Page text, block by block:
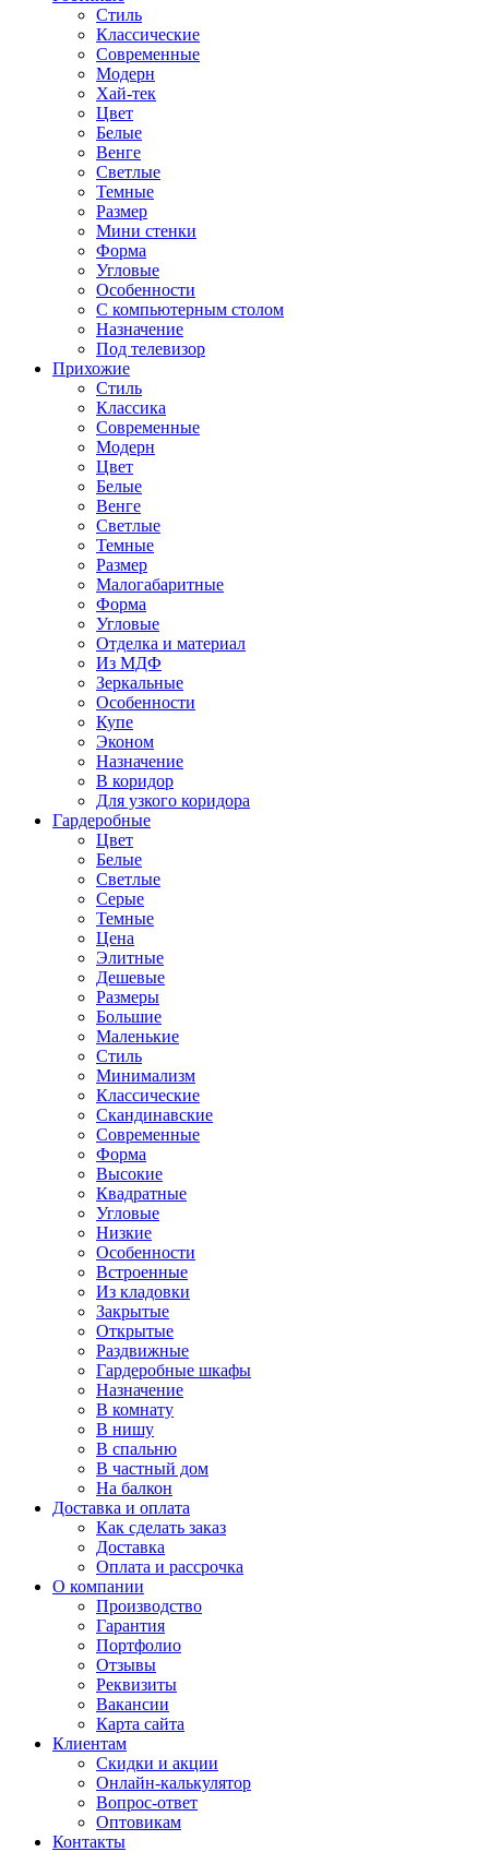
Стиль
Классические
Современные
Модерн
Хай-тек
Цвет
Белые
Венге
Светлые
Темные
Размер
Мини стенки
Форма
Угловые
Особенности
С компьютерным столом
Назначение
Под телевизор
Прихожие
Стиль
Классика
Современные
Модерн
Цвет
Белые
Венге
Светлые
Темные
Размер
Малогабаритные
Форма
Угловые
Отделка и материал
Из МДФ
Зеркальные
Особенности
Купе
Эконом
Назначение
В коридор
Для узкого коридора
Гардеробные
Цвет
Белые
Светлые
Серые
Темные
Цена
Элитные
Дешевые
Размеры
Большие
Маленькие
Стиль
Минимализм
Классические
Скандинавские
Современные
Форма
Высокие
Квадратные
Угловые
Низкие
Особенности
Встроенные
Из кладовки
Закрытые
Открытые
Раздвижные
Гардеробные шкафы
Назначение
В комнату
В нишу
В спальню
В частный дом
На балкон
Доставка и оплата
Как сделать заказ
Доставка
Оплата и рассрочка
О компании
Производство
Гарантия
Портфолио
Отзывы
Реквизиты
Вакансии
Карта сайта
Клиентам
Скидки и акции
Онлайн-калькулятор
Вопрос-ответ
Оптовикам
Контакты